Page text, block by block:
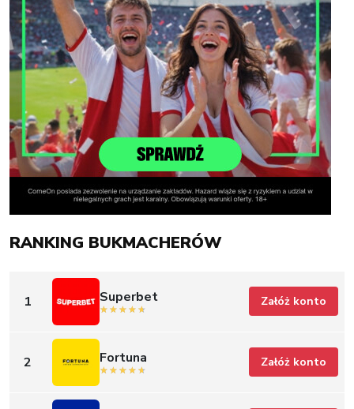
RANKING BUKMACHERÓW
1 Superbet Załóż konto
2 Fortuna Załóż konto